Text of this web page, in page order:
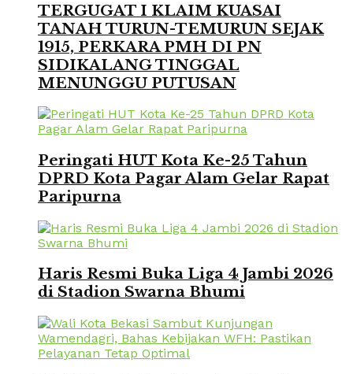
TERGUGAT I KLAIM KUASAI
TANAH TURUN-TEMURUN SEJAK
1915, PERKARA PMH DI PN
SIDIKALANG TINGGAL
MENUNGGU PUTUSAN
Peringati HUT Kota Ke-25 Tahun
DPRD Kota Pagar Alam Gelar Rapat
Paripurna
Haris Resmi Buka Liga 4 Jambi 2026
di Stadion Swarna Bhumi